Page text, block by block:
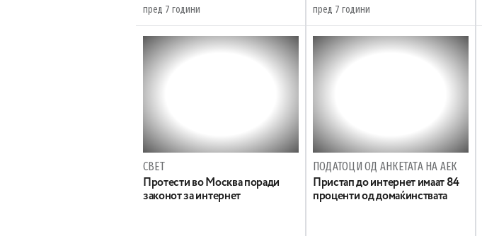
пред 7 години пред 7 години
СВЕТ
Протести во Москва поради
законот за интернет
ПОДАТОЦИ ОД АНКЕТАТА НА АЕК
Пристап до интернет имаат 84
проценти од домаќинствата